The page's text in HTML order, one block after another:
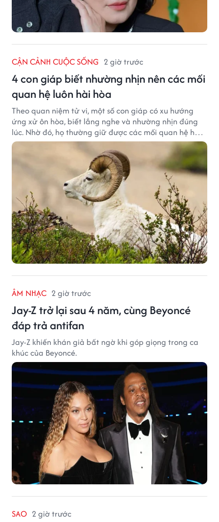
CẬN CẢNH CUỘC SỐNG 2 giờ trước
4 con giáp biết nhường nhịn nên các mối
quan hệ luôn hài hòa
Theo quan niệm tử vi, một số con giáp có xu hướng
ứng xử ôn hòa, biết lắng nghe và nhường nhịn đúng
lúc. Nhờ đó, họ thường giữ được các mối quan hệ hài
hòa và nhận được sự yêu mến từ những người xung
ÂM NHẠC 2 giờ trước
Jay-Z trở lại sau 4 năm, cùng Beyoncé
đáp trả antifan
Jay-Z khiến khán giả bất ngờ khi góp giọng trong ca
khúc của Beyoncé.
SAO 2 giờ trước